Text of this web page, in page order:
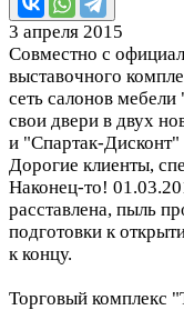
3 апреля 2015
Совместно с
выставочного
сеть салонов
свои двери в двух
и "Спартак-Дисконт"
Дорогие клиенты,
Наконец-то!
расставлена, пыль
подготовки к
к концу.
Торговый комплекс